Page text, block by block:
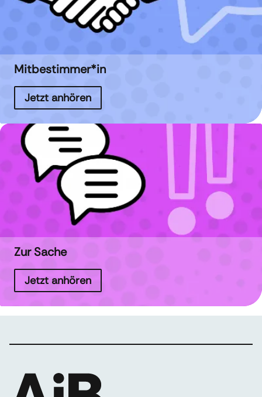
Mitbestimmer*in
Jetzt anhören
Zur Sache
Jetzt anhören